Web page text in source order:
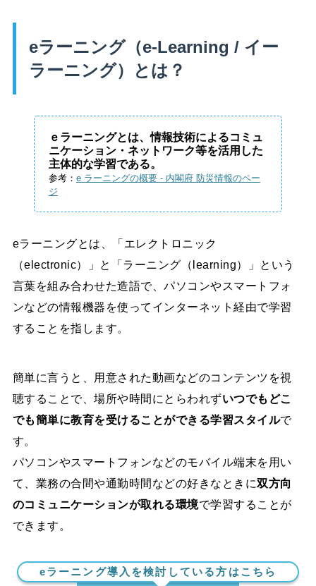
eラーニング（e-Learning / イー
ラーニング）とは？
ｅラーニングとは、情報技術によるコミュ
ニケーション・ネットワーク等を活用した
主体的な学習である。
参考： e ラーニングの概要 - 内閣府 防災情報のペー
ジ
eラーニングとは、「エレクトロニック
（electronic）」と「ラーニング（learning）」という
言葉を組み合わせた造語で、パソコンやスマートフォ
ンなどの情報機器を使ってインターネット経由で学習
することを指します。
簡単に言うと、用意された動画などのコンテンツを視
聴することで、場所や時間にとらわれずいつでもどこ
でも簡単に教育を受けることができる学習スタイルで
す。
パソコンやスマートフォンなどのモバイル端末を用い
て、業務の合間や通勤時間などの好きなときに双方向
のコミュニケーションが取れる環境で学習することが
できます。
eラーニング導入を検討している方はこちら